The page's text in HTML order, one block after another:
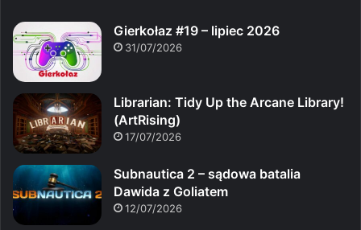
Gierkołaz #19 – lipiec 2026
31/07/2026
Librarian: Tidy Up the Arcane Library!
(ArtRising)
17/07/2026
Subnautica 2 – sądowa batalia
Dawida z Goliatem
12/07/2026